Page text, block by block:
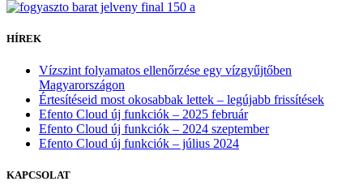
HÍREK
Vízszint folyamatos ellenőrzése egy vízgyűjtőben
Magyarországon
Értesítéseid most okosabbak lettek – legújabb frissítések
Efento Cloud új funkciók – 2025 február
Efento Cloud új funkciók – 2024 szeptember
Efento Cloud új funkciók – július 2024
KAPCSOLAT